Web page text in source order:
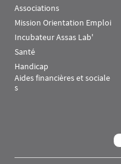
Associations
Mission Orientation Emploi
Incubateur Assas Lab'
Santé
Handicap
Aides financières et sociale
s